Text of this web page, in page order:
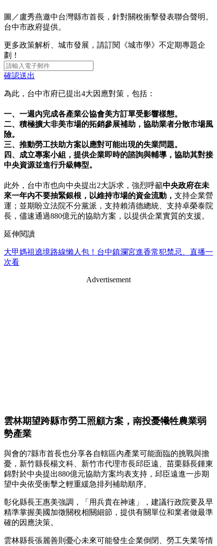
圖／盧秀燕邀中台灣縣市首長，針對關稅衝擊發表聯合聲明。
台中市政府提供。
更多政策解析、城市發展，請訂閱《城市學》不定期專題企
劃！
確認送出
為此，台中市府已提出4大因應對策，包括：
一、一週內完成各產業公協會美方訂單受影響樣態。
二、積極擴大非美市場的拓銷參展補助，協助業者分散市場風
險。
三、推動勞工扶助方案以應對可能出現的失業問題。
四、成立專案小組，提供企業即時的諮詢與輔導，協助其對接
中央資源並進行升級轉型。
此外，台中市也向中央提出2大訴求，強烈呼籲中央政府在未
來一年內不要抽緊銀根，以維持市場的資金流動， 支持企業營
運；並期盼立法院不分黨派，支持賴清德總統、支持卓榮泰院
長，儘速通過880億元的協助方案，以提供企業實質的支援。
延伸閱讀
大甲媽祖遶境路線懶人包！台中鎮瀾宮進香常犯禁忌、直播一
次看
Advertisement
雲林期望跨縣市勞工照顧方案，南投憂犧牲農業弱
勢產業
與會的7縣市首長也分享各自轄區內產業可能面臨的挑戰與擔
憂，新竹縣長楊文科、新竹市代理市長邱臣遠、苗栗縣長鍾東
錦對於中央提出880億元協助方案均表支持，邱臣遠進一步期
望中央依受衝擊之輕重緩急排列補助順序。
彰化縣長王惠美強調，「用兵貴在神速」，建議行政院要及早
精準掌握美國加徵關稅相關細節，提供有關單位和業者做最準
確的因應決策。
雲林縣長張麗善則憂心未來可能發生企業倒閉、勞工失業等情